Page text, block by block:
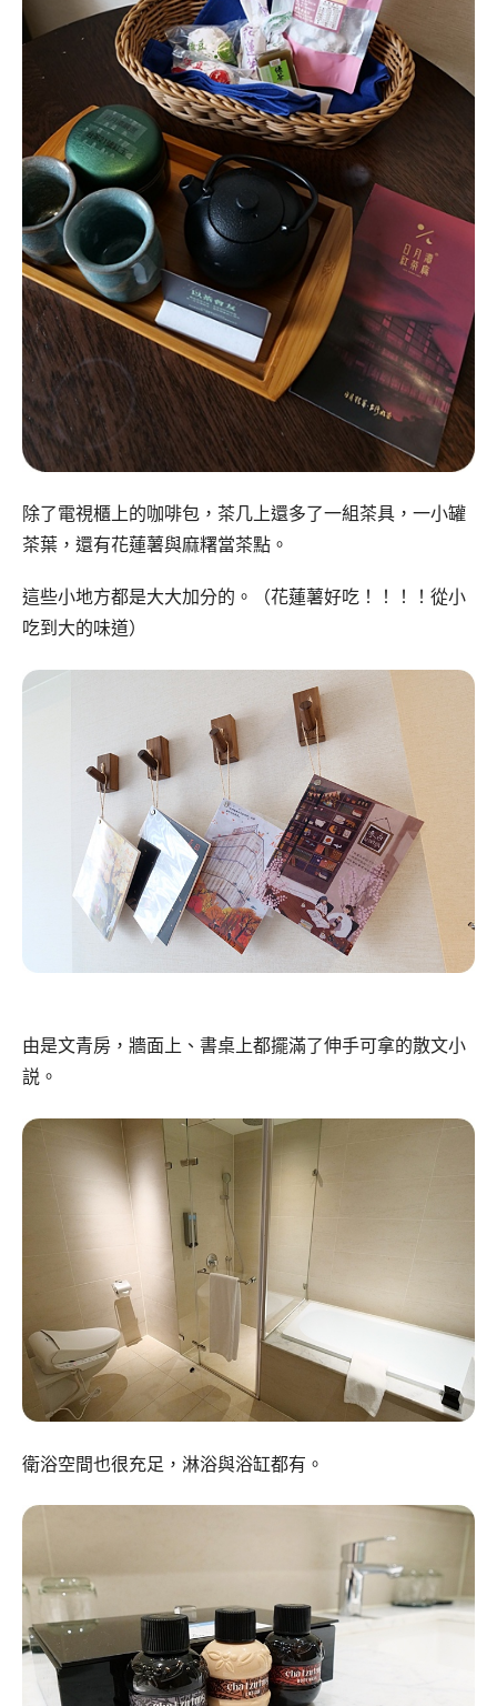
除了電視櫃上的咖啡包，茶几上還多了一組茶具，一小罐
茶葉，還有花蓮薯與麻糬當茶點。
這些小地方都是大大加分的。（花蓮薯好吃！！！！從小
吃到大的味道）
由是文青房，牆面上、書桌上都擺滿了伸手可拿的散文小
説。
衛浴空間也很充足，淋浴與浴缸都有。